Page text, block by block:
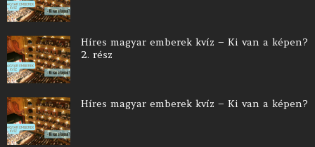
Híres magyar emberek kvíz – Ki van a képen?
2. rész
Híres magyar emberek kvíz – Ki van a képen?